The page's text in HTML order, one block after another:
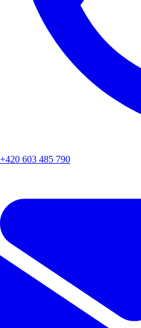
+420 603 485 790